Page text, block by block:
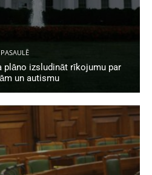
PASAULĒ
plāno izsludināt rīkojumu par
un autismu